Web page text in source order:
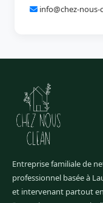
info@chez-nous-
Entreprise familiale de
professionnel basée à
et intervenant partout